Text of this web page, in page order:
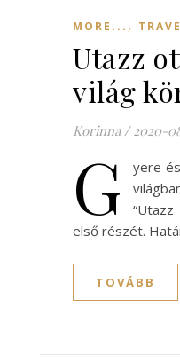
MORE... ,
Utazz
világ
Korinna / 2020-
G
yere
első részét.
TOVÁBB